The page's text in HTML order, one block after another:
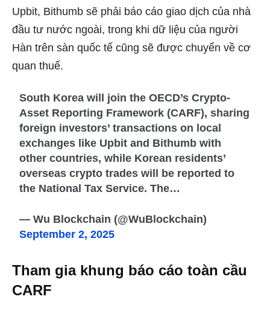
Upbit, Bithumb sẽ phải báo cáo giao dịch của nhà
đầu tư nước ngoài, trong khi dữ liệu của người
Hàn trên sàn quốc tế cũng sẽ được chuyển về cơ
quan thuế.
South Korea will join the OECD’s Crypto-
Asset Reporting Framework (CARF), sharing
foreign investors’ transactions on local
exchanges like Upbit and Bithumb with
other countries, while Korean residents’
overseas crypto trades will be reported to
the National Tax Service. The…
— Wu Blockchain (@WuBlockchain)
September 2, 2025
Tham gia khung báo cáo toàn cầu
CARF